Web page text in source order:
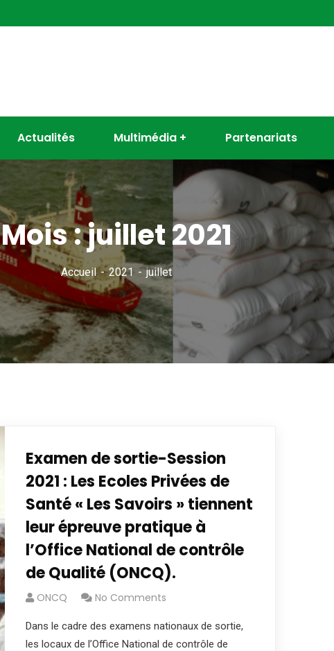
Actualités Multimédia Partenariats
Mois :juillet 2021
Accueil 2021 juillet
Examen de sortie-Session
2021 : Les Ecoles Privées de
Santé « Les Savoirs » tiennent
leur épreuve pratique à
l’Office National de contrôle
de Qualité (ONCQ).
ONCQ No Comments
Dans le cadre des examens nationaux de sortie,
les locaux de l’Office National de contrôle de